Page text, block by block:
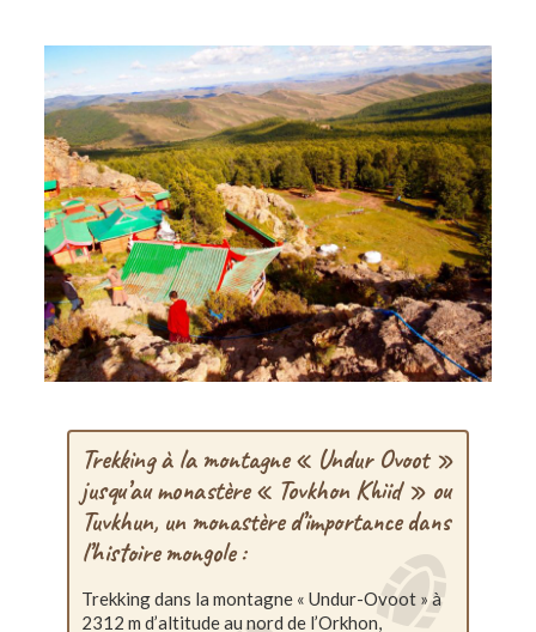
Trekking à la montagne « Undur Ovoot »
jusqu’au monastère « Tovkhon Khiid » ou
Tuvkhun, un monastère d’importance dans
l’histoire mongole :
Trekking dans la montagne « Undur-Ovoot » à
2312 m d’altitude au nord de l’Orkhon,